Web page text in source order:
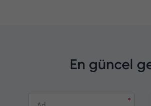
En güncel